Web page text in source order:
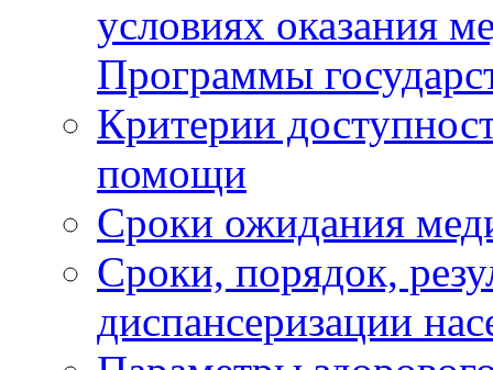
условиях оказания
Программы
Критерии
помощи
Сроки ожидания
Сроки, порядок,
диспансеризации